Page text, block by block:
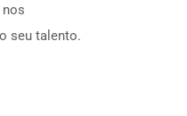
seu talento.